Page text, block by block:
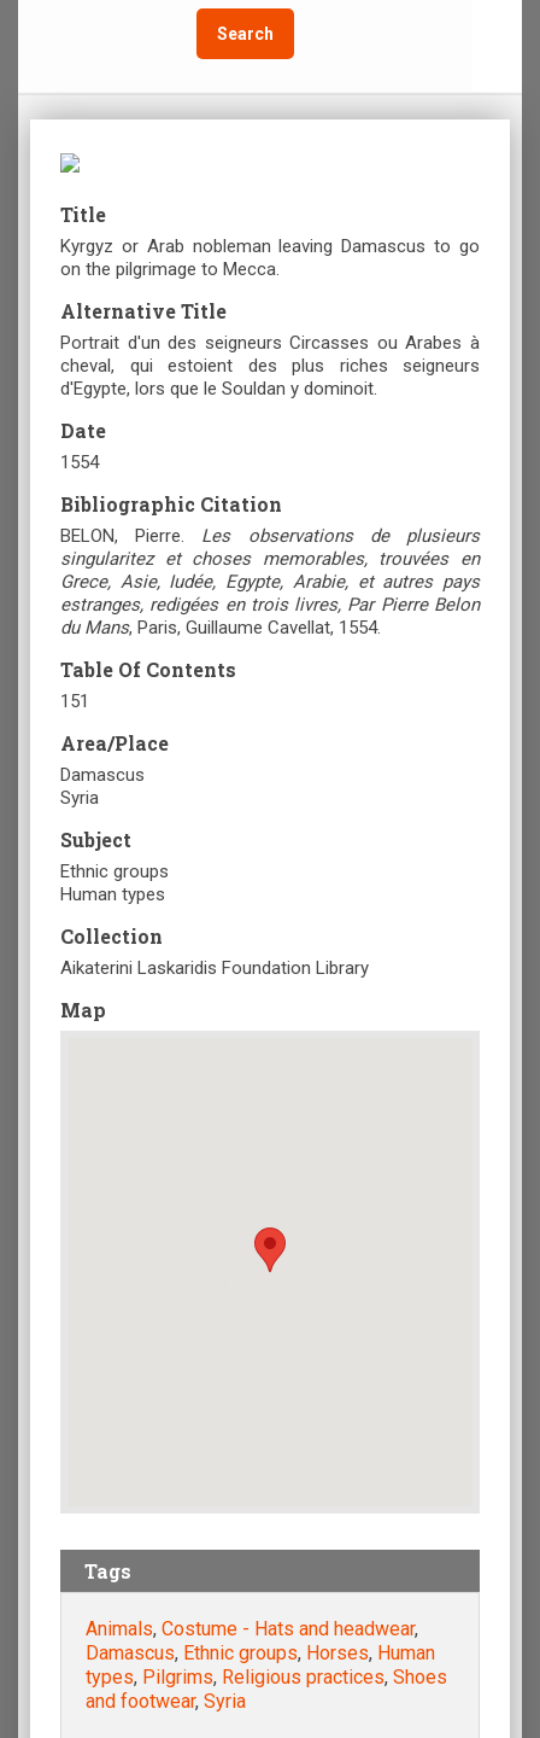
Search
Title
Kyrgyz or Arab nobleman leaving Damascus to go
on the pilgrimage to Mecca.
Alternative Title
Portrait d'un des seigneurs Circasses ou Arabes à
cheval, qui estoient des plus riches seigneurs
d'Egypte, lors que le Souldan y dominoit.
Date
1554
Bibliographic Citation
BELON, Pierre. Les observations de plusieurs
singularitez et choses memorables, trouvées en
Grece, Asie, Iudée, Egypte, Arabie, et autres pays
estranges, redigées en trois livres, Par Pierre Belon
du Mans, Paris, Guillaume Cavellat, 1554.
Table Of Contents
151
Area/Place
Damascus
Syria
Subject
Ethnic groups
Human types
Collection
Aikaterini Laskaridis Foundation Library
Map
Tags
Animals, Costume - Hats and headwear,
Damascus, Ethnic groups, Horses, Human
types, Pilgrims, Religious practices, Shoes
and footwear, Syria